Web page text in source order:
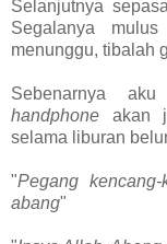
Selanjutnya
Segalanya
menunggu, tibalah
Sebenarnya
handphone akan
selama liburan
"Pegang
abang"